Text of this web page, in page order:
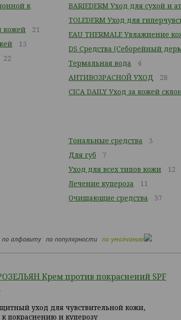
к
кожей
21
15
22
BARIEDERM Уход для сухой и
TOLEDERM Уход для
EAU THERMALE Увлажнение
DS Средства (Себорейный
Термальная вода
4
АНТИВОЗРАСНОЙ УХОД
28
CICA DAILY Уход за кожей
Тональные средства
3
Для губ
7
Уход для всех типов кожи
12
Лечение купероза
11
Очищающие средства
37
по алфавиту по популярности по умолчанию
Крем против покраснений SPF
уход для чувствительной кожи,
покраснению и куперозу